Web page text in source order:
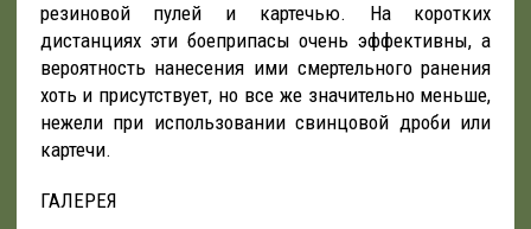
резиновой пулей и картечью. На коротких
дистанциях эти боеприпасы очень эффективны, а
вероятность нанесения ими смертельного ранения
хоть и присутствует, но все же значительно меньше,
нежели при использовании свинцовой дроби или
картечи.
ГАЛЕРЕЯ